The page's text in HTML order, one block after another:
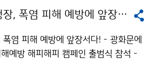
고윤화 기상청장, 폭염 피해 예방에 앞장서다!
염 피해 예방에 앞장서다! - 광화문에
예방 해피해피 캠페인 출범식 참석 -